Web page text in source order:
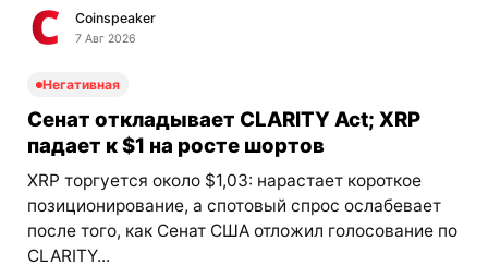
Coinspeaker
7 Авг 2026
Негативная
Сенат откладывает CLARITY Act; XRP
падает к $1 на росте шортов
XRP торгуется около $1,03: нарастает короткое
позиционирование, а спотовый спрос ослабевает
после того, как Сенат США отложил голосование по
CLARITY...